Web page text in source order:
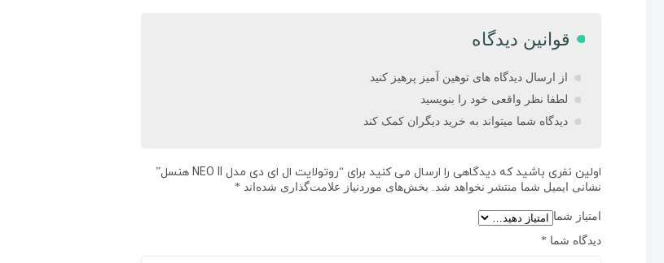
قوانین دیدگاه
از ارسال دیدگاه های توهین آمیز پرهیز کنید
لطفا نظر واقعی خود را بنویسید
دیدگاه شما میتواند به خرید دیگران کمک کند
اولین نفری باشید که دیدگاهی را ارسال می کنید برای “روتولایت ال ای دی مدل NEO II هنسل”
نشانی ایمیل شما منتشر نخواهد شد. بخش‌های موردنیاز علامت‌گذاری شده‌اند *
امتیاز شما
دیدگاه شما *